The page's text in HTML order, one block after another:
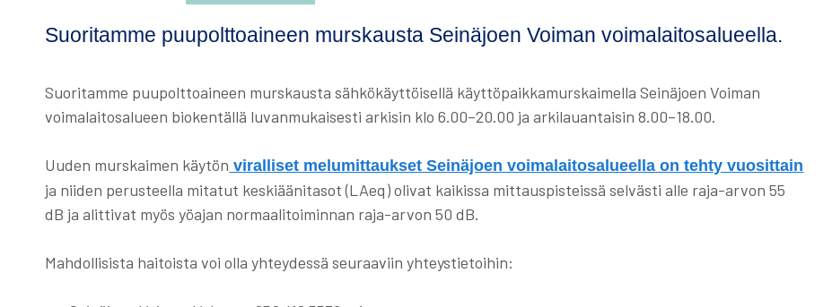
Suoritamme puupolttoaineen murskausta Seinäjoen Voiman voimalaitosalueella.
Suoritamme puupolttoaineen murskausta sähkökäyttöisellä käyttöpaikkamurskaimella Seinäjoen Voiman
voimalaitosalueen biokentällä luvanmukaisesti arkisin klo 6.00–20.00 ja arkilauantaisin 8.00–18.00.
Uuden murskaimen käytön viralliset melumittaukset Seinäjoen voimalaitosalueella on tehty vuosittain
ja niiden perusteella mitatut keskiäänitasot (LAeq) olivat kaikissa mittauspisteissä selvästi alle raja-arvon 55
dB ja alittivat myös yöajan normaalitoiminnan raja-arvon 50 dB.
Mahdollisista haitoista voi olla yhteydessä seuraaviin yhteystietoihin: